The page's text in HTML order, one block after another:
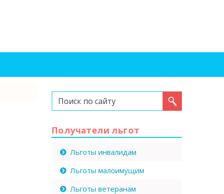
Искать...
Получатели льгот
Льготы инвалидам
Льготы малоимущим
Льготы ветеранам